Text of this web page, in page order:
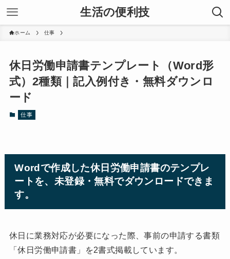
生活の便利技
ホーム 仕事
休日労働申請書テンプレート（Word形
式）2種類｜記入例付き・無料ダウンロ
ード
仕事
Wordで作成した休日労働申請書のテンプレ
ートを、未登録・無料でダウンロードできま
す。
休日に業務対応が必要になった際、事前の申請する書類
「休日労働申請書」を2書式掲載しています。